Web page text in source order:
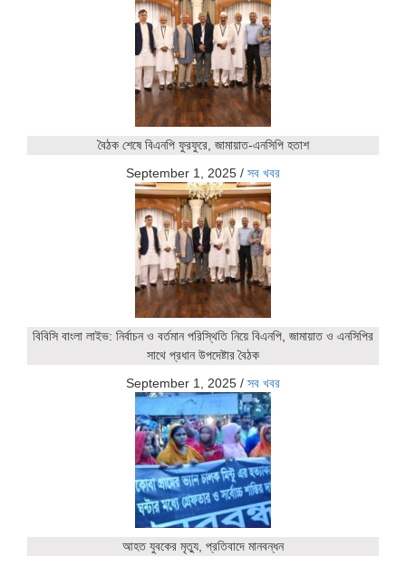
বৈঠক শেষে বিএনপি ফুরফুরে, জামায়াত-এনসিপি হতাশ
September 1, 2025 / সব খবর
বিবিসি বাংলা লাইভ: নির্বাচন ও বর্তমান পরিস্থিতি নিয়ে বিএনপি, জামায়াত ও এনসিপির
সাথে প্রধান উপদেষ্টার বৈঠক
September 1, 2025 / সব খবর
আহত যুবকের মৃত্যু, প্রতিবাদে মানবন্ধন